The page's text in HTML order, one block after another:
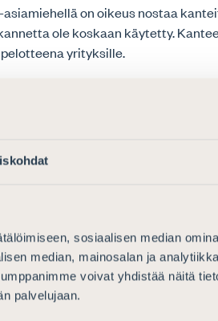
sosiaalisen median
median, mainosalan ja
voivat yhdistää näitä
palvelujaan.
on oikeus nostaa
ole koskaan käytetty.
yrityksille.
prosessia poliisin,
olisi mittakaavaltaan
OmaKantaan murtautumista,
levitettäisiin verkkoon. Sellaisen
hoitaa esitutkintaa ja
terveystietonsa
ihmisten oletettiin